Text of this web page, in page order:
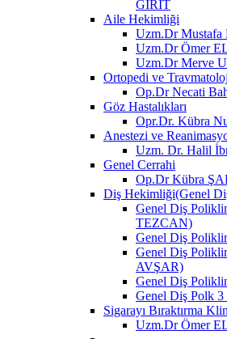
GİRİT
Aile Hekimliği
Uzm.Dr
Uzm.Dr Ömer
Uzm.Dr Merve
Ortopedi ve
Op.Dr Necati
Göz Hastalıkları
Opr.Dr. Kübra
Anestezi ve
Uzm. Dr. Halil
Genel Cerrahi
Op.Dr Kübra
Diş Hekimliği(Genel
Genel Diş
TEZCAN)
Genel Diş
Genel Diş
AVŞAR)
Genel Diş
Genel Diş Polk
Sigarayı Bıraktırma
Uzm.Dr Ömer